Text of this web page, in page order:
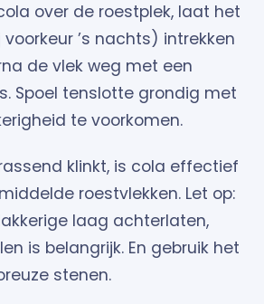
over de roestplek, laat het
’s nachts) intrekken
de vlek weg met een
Spoel tenslotte grondig met
te voorkomen.
klinkt, is cola effectief
roestvlekken. Let op:
laag achterlaten,
is belangrijk. En gebruik het
stenen.